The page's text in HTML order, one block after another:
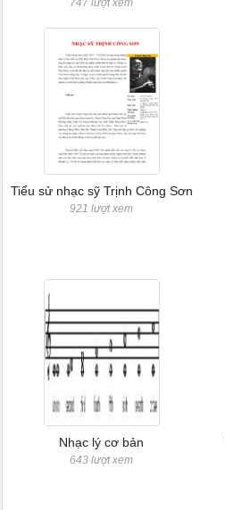
747 lượt xem
Tiểu sử nhạc sỹ Trịnh Công Sơn
921 lượt xem
Nhạc lý cơ bản
643 lượt xem